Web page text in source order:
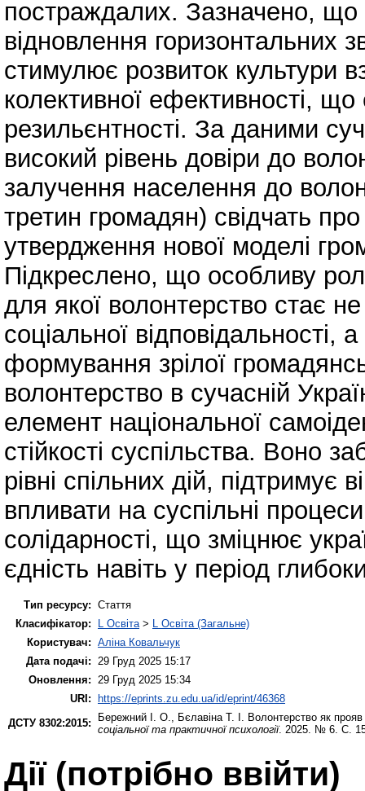
постраждалих. Зазначено, що
відновлення горизонтальних
стимулює розвиток культури
колективної ефективності,
резильєнтності. За даними
високий рівень довіри до
залучення населення до
третин громадян) свідчать
утвердження нової моделі
Підкреслено, що особливу
для якої волонтерство стає
соціальної відповідальності,
формування зрілої
волонтерство в сучасній
елемент національної
стійкості суспільства. Воно
рівні спільних дій, підтримує
впливати на суспільні
солідарності, що зміцнює
єдність навіть у період
Тип ресурсу: Стаття
Класифікатор:
L Освіта > L Освіта (Загальне)
Користувач: Аліна Ковальчук
Дата подачі:
29 Груд 2025 15:17
Оновлення:
29 Груд 2025 15:34
URI: https://eprints.zu.edu.ua/id/eprint/46368
ДСТУ 8302:2015:
Бережний І. О. Бєлавіна Т. І.
Волонтерство як прояв
соціальної та практичної психології. 2025. № 6. С.
Дії ​​(потрібно ввійти)